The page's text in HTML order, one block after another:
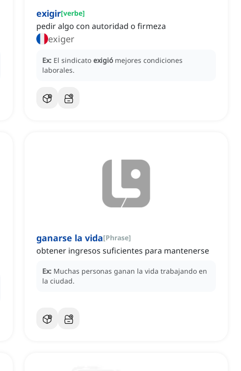
exigir[verbe]
pedir algo con autoridad o firmeza
exiger
Ex: El sindicato exigió mejores condiciones
laborales.
ganarse la vida[Phrase]
obtener ingresos suficientes para mantenerse
Ex: Muchas personas ganan la vida trabajando en
la ciudad.